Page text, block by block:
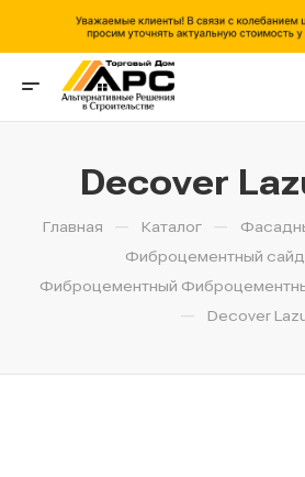
Decover
Главная — Каталог —
Фиброцементный
Фиброцементный
— Decover